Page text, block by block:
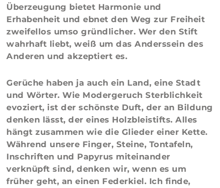
Überzeugung bietet Harmonie und
Erhabenheit und ebnet den Weg zur Freiheit
zweifellos umso gründlicher. Wer den Stift
wahrhaft liebt, weiß um das Anderssein des
Anderen und akzeptiert es.
Gerüche haben ja auch ein Land, eine Stadt
und Wörter. Wie Modergeruch Sterblichkeit
evoziert, ist der schönste Duft, der an Bildung
denken lässt, der eines Holzbleistifts. Alles
hängt zusammen wie die Glieder einer Kette.
Während unsere Finger, Steine, Tontafeln,
Inschriften und Papyrus miteinander
verknüpft sind, denken wir, wenn es um
früher geht, an einen Federkiel. Ich finde,